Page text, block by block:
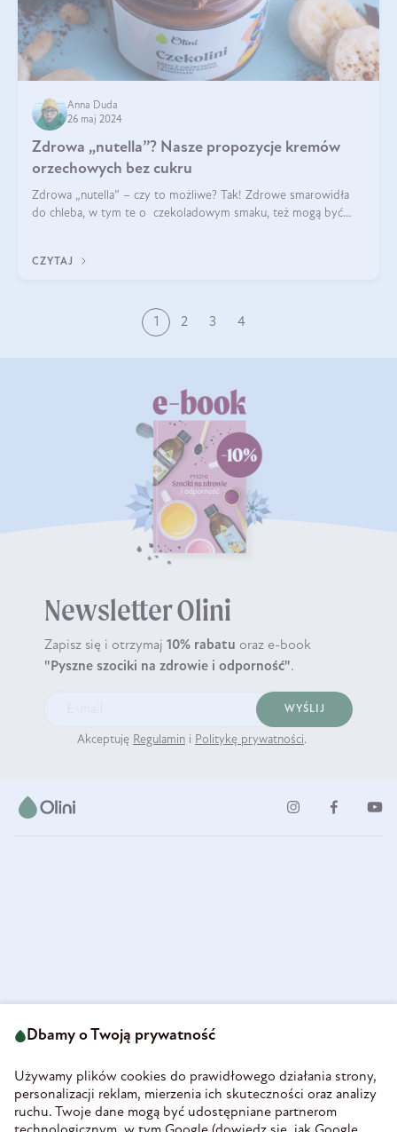
Anna Duda
26 maj 2024
Zdrowa „nutella”? Nasze propozycje kremów
orzechowych bez cukru
Zdrowa „nutella” – czy to możliwe? Tak! Zdrowe smarowidła
do chleba, w tym te o czekoladowym smaku, też mogą być
CZYTAJ
1 2 3 4
Newsletter Olini
Zapisz się i otrzymaj 10% rabatu oraz e-book
"Pyszne szociki na zdrowie i odporność".
WYŚLIJ
Akceptuję Regulamin i Politykę prywatności.
58-160 Świebodzice
REGON 890213034
INFORMACJE
Dbamy o Twoją prywatność
Używamy plików cookies do prawidłowego działania strony,
personalizacji reklam, mierzenia ich skuteczności oraz analizy
ruchu. Twoje dane mogą być udostępniane partnerom